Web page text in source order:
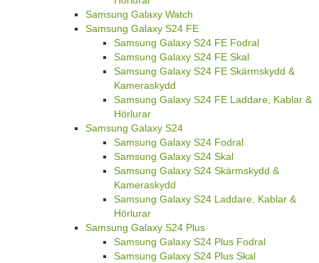
Samsung Galaxy Watch
Samsung Galaxy S24 FE
Samsung Galaxy S24 FE Fodral
Samsung Galaxy S24 FE Skal
Samsung Galaxy S24 FE Skärmskydd &
Kameraskydd
Samsung Galaxy S24 FE Laddare, Kablar &
Hörlurar
Samsung Galaxy S24
Samsung Galaxy S24 Fodral
Samsung Galaxy S24 Skal
Samsung Galaxy S24 Skärmskydd &
Kameraskydd
Samsung Galaxy S24 Laddare, Kablar &
Hörlurar
Samsung Galaxy S24 Plus
Samsung Galaxy S24 Plus Fodral
Samsung Galaxy S24 Plus Skal